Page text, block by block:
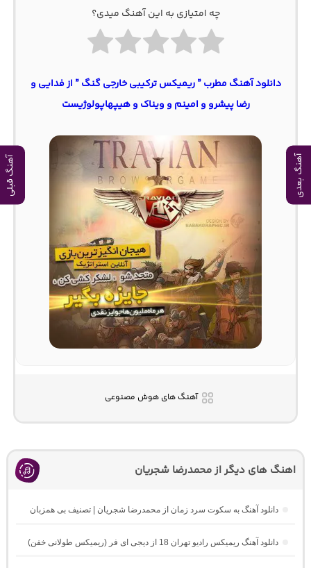
آهنگ بعدی آهنگ قبلی
چه امتیازی به این آهنگ میدی؟
دانلود آهنگ مطرب ” ریمیکس ترکیبی خارجی گنگ ” از فدایی و
رضا پیشرو و امینم و ویناک و هیپهاپولوژیست
آهنگ های هوش مصنوعی
اهنگ های دیگر از محمدرضا شجریان
دانلود آهنگ به سکوت سرد زمان از محمدرضا شجریان | تصنیف بی همزبان
دانلود آهنگ ریمیکس رادیو تهران 18 از دیجی ای فر (ریمیکس طولانی خفن)